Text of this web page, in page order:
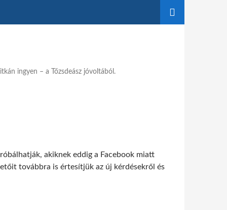
ingyen – a Tőzsdeász jóvoltából.
akiknek eddig a Facebook miatt
továbbra is értesítjük az új kérdésekről és